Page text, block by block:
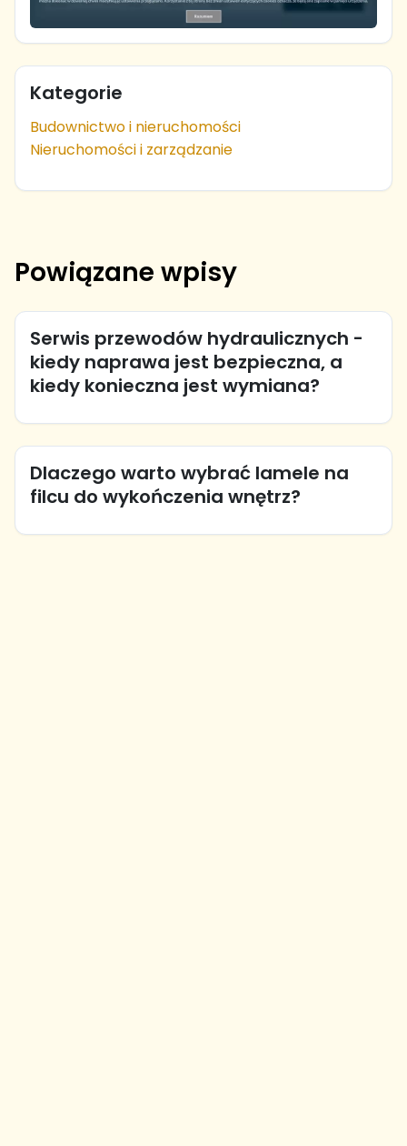
Kategorie
Budownictwo i nieruchomości
Nieruchomości i zarządzanie
Powiązane wpisy
Serwis przewodów hydraulicznych -
kiedy naprawa jest bezpieczna, a
kiedy konieczna jest wymiana?
Dlaczego warto wybrać lamele na
filcu do wykończenia wnętrz?